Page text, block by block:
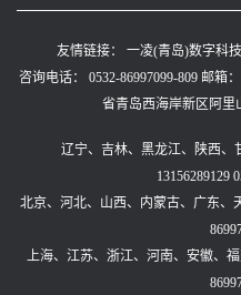
友情链接： 一凌(青岛)数字科
咨询电话： 0532-86997099-809 邮箱：
省青岛西海岸新区阿里
辽宁、吉林、黑龙江、陕西、
13156289129
北京、河北、山西、内蒙古、广东、
上海、江苏、浙江、河南、安徽、